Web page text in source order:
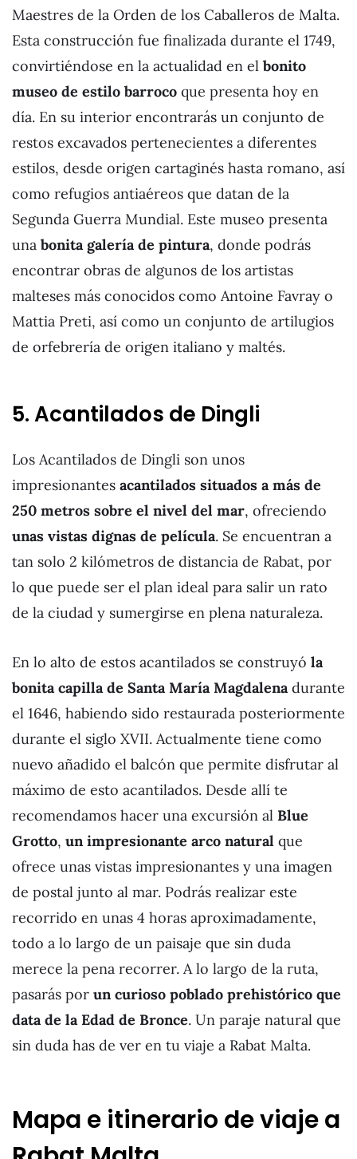
Maestres de la Orden de los Caballeros de Malta.
Esta construcción fue finalizada durante el 1749,
convirtiéndose en la actualidad en el bonito
museo de estilo barroco que presenta hoy en
día. En su interior encontrarás un conjunto de
restos excavados pertenecientes a diferentes
estilos, desde origen cartaginés hasta romano, así
como refugios antiaéreos que datan de la
Segunda Guerra Mundial. Este museo presenta
una bonita galería de pintura, donde podrás
encontrar obras de algunos de los artistas
malteses más conocidos como Antoine Favray o
Mattia Preti, así como un conjunto de artilugios
de orfebrería de origen italiano y maltés.
5. Acantilados de Dingli
Los Acantilados de Dingli son unos
impresionantes acantilados situados a más de
250 metros sobre el nivel del mar, ofreciendo
unas vistas dignas de película. Se encuentran a
tan solo 2 kilómetros de distancia de Rabat, por
lo que puede ser el plan ideal para salir un rato
de la ciudad y sumergirse en plena naturaleza.
En lo alto de estos acantilados se construyó la
bonita capilla de Santa María Magdalenadurante
el 1646, habiendo sido restaurada posteriormente
durante el siglo XVII. Actualmente tiene como
nuevo añadido el balcón que permite disfrutar al
máximo de esto acantilados. Desde allí te
recomendamos hacer una excursión al Blue
Grotto, un impresionante arco natural que
ofrece unas vistas impresionantes y una imagen
de postal junto al mar. Podrás realizar este
recorrido en unas 4 horas aproximadamente,
todo a lo largo de un paisaje que sin duda
merece la pena recorrer. A lo largo de la ruta,
pasarás por un curioso poblado prehistórico que
data de la Edad de Bronce. Un paraje natural que
sin duda has de ver en tu viaje a Rabat Malta.
Mapa e itinerario de viaje a